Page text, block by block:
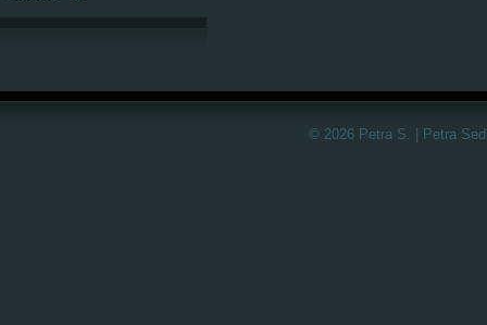
© 2026 Petra S. | Petra